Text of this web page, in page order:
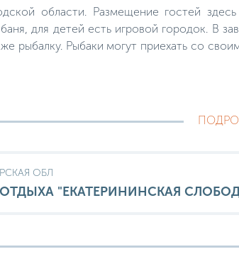
области. Размещение гостей
для детей есть игровой городок. В
рыбалку. Рыбаки могут приехать со
ОБЛ
"ЕКАТЕРИНИНСКАЯ